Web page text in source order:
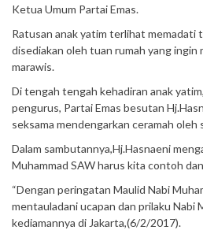
Ketua Umum Partai Emas.
Ratusan anak yatim terlihat memadati
disediakan oleh tuan rumah yang ingin
marawis.
Di tengah tengah kehadiran anak
pengurus, Partai Emas besutan
seksama mendengarkan ceramah oleh
Dalam sambutannya,Hj.Hasnaeni
Muhammad SAW harus kita contoh
“Dengan peringatan Maulid Nabi
mentauladani ucapan dan prilaku Nabi
kediamannya di Jakarta,(6/2/2017).